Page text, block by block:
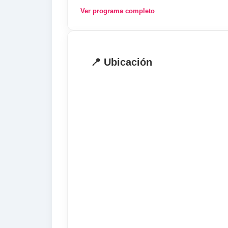
. Duración: 2 semanas.
Ver programa completo
📍 Ubicación